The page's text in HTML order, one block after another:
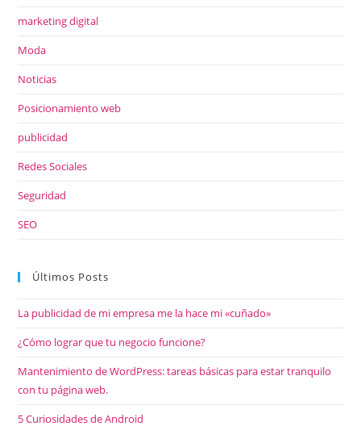
marketing digital
Moda
Noticias
Posicionamiento web
publicidad
Redes Sociales
Seguridad
SEO
Últimos Posts
La publicidad de mi empresa me la hace mi «cuñado»
¿Cómo lograr que tu negocio funcione?
Mantenimiento de WordPress: tareas básicas para estar tranquilo
con tu página web.
5 Curiosidades de Android